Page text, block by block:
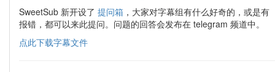
SweetSub 新开设了 提问箱 ，大家对字幕组有什么好奇的，或是有
报错，都可以来此提问。问题的回答会发布在 telegram 频道中。
点此下载字幕文件